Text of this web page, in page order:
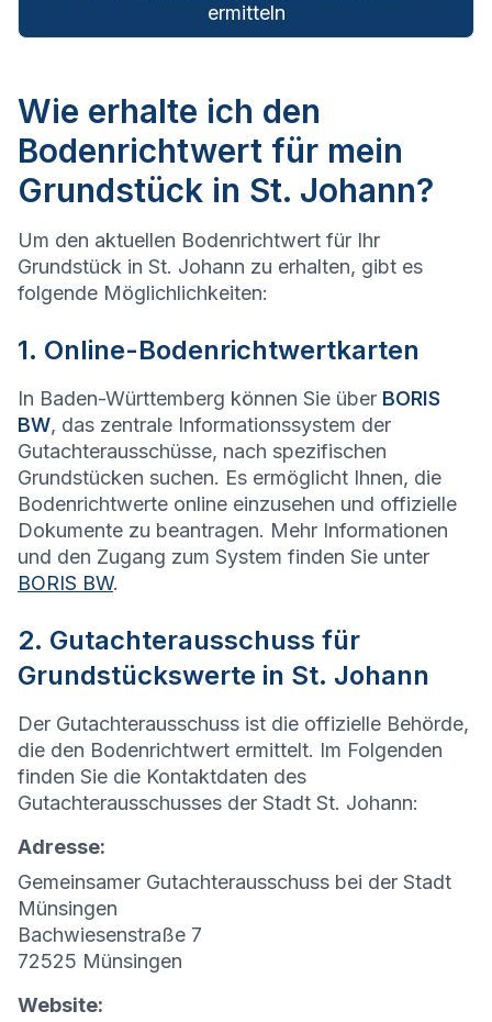
ermitteln
Wie erhalte ich den
Bodenrichtwert für mein
Grundstück in St. Johann?
Um den aktuellen Bodenrichtwert für Ihr
Grundstück in St. Johann zu erhalten, gibt es
folgende Möglichlichkeiten:
1. Online-Bodenrichtwertkarten
In Baden-Württemberg können Sie über BORIS
BW, das zentrale Informationssystem der
Gutachterausschüsse, nach spezifischen
Grundstücken suchen. Es ermöglicht Ihnen, die
Bodenrichtwerte online einzusehen und offizielle
Dokumente zu beantragen. Mehr Informationen
und den Zugang zum System finden Sie unter
BORIS BW.
2. Gutachterausschuss für
Grundstückswerte in St. Johann
Der Gutachterausschuss ist die offizielle Behörde,
die den Bodenrichtwert ermittelt. Im Folgenden
finden Sie die Kontaktdaten des
Gutachterausschusses der Stadt St. Johann:
Adresse:
Gemeinsamer Gutachterausschuss bei der Stadt
Münsingen
Bachwiesenstraße 7
72525 Münsingen
Website: